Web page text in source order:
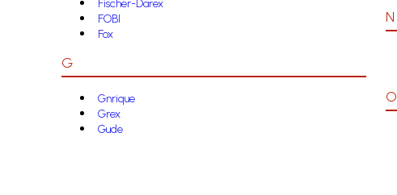
Fischer-Darex
FOBI
Fox
G
Gnrique
Grex
Gude
N
O